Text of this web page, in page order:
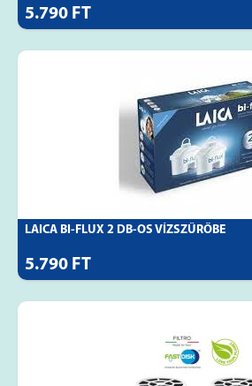
5.790 FT
LAICA BI-FLUX 2 DB-OS VÍZSZŰRŐBE
5.790 FT